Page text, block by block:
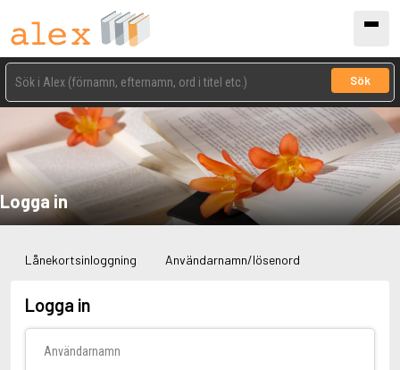
Sök
Logga in
Lånekortsinloggning Användarnamn/lösenord
Logga in